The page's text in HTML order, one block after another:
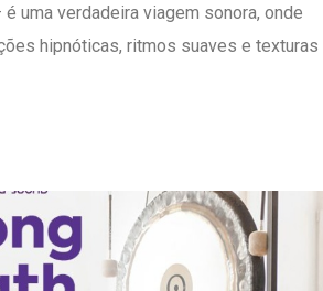
uma verdadeira viagem sonora, onde
hipnóticas, ritmos suaves e texturas